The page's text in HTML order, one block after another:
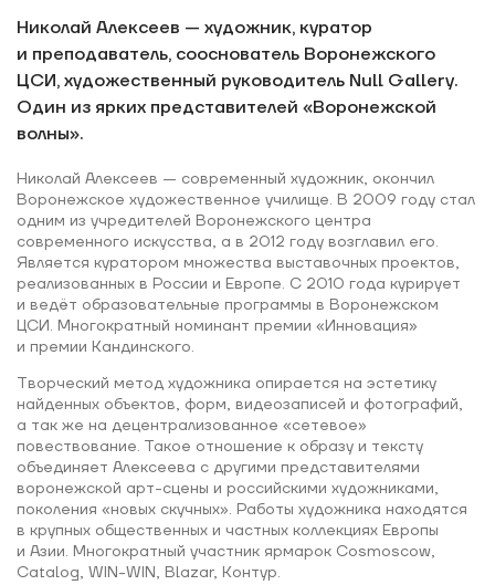
Николай Алексеев — художник, куратор
и преподаватель, сооснователь Воронежского
ЦСИ, художественный руководитель Null Gallery.
Один из ярких представителей «Воронежской
волны».
Николай Алексеев — современный художник, окончил
Воронежское художественное училище. В 2009 году стал
одним из учредителей Воронежского центра
современного искусства, а в 2012 году возглавил его.
Является куратором множества выставочных проектов,
реализованных в России и Европе. С 2010 года курирует
и ведёт образовательные программы в Воронежском
ЦСИ. Многократный номинант премии «Инновация»
и премии Кандинского.
Творческий метод художника опирается на эстетику
найденных объектов, форм, видеозаписей и фотографий,
а так же на децентрализованное «сетевое»
повествование. Такое отношение к образу и тексту
объединяет Алексеева с другими представителями
воронежской арт-сцены и российскими художниками,
поколения «новых скучных». Работы художника находятся
в крупных общественных и частных коллекциях Европы
и Азии. Многократный участник ярмарок Cosmoscow,
Catalog, WIN-WIN, Blazar, Контур.